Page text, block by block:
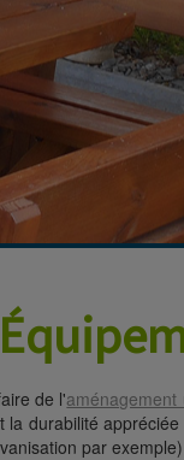
de l'aménagement
durabilité appréciée
par